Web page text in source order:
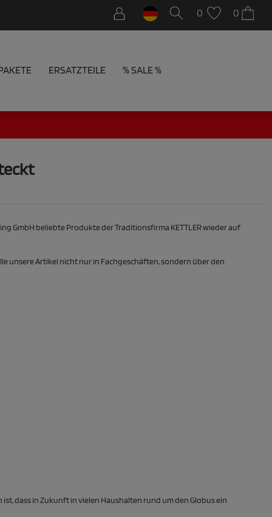
0 0
ERSATZTEILE % SALE %
GmbH beliebte Produkte der Traditionsfirma KETTLER wieder auf
unsere Artikel nicht nur in Fachgeschäften, sondern über den
dass in Zukunft in vielen Haushalten rund um den Globus ein